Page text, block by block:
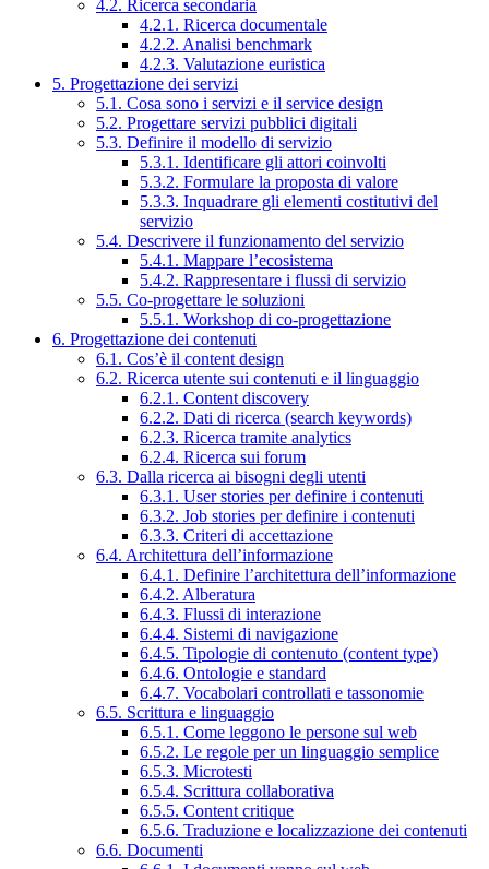
4.2. Ricerca secondaria
4.2.1. Ricerca documentale
4.2.2. Analisi benchmark
4.2.3. Valutazione euristica
5. Progettazione dei servizi
5.1. Cosa sono i servizi e il service design
5.2. Progettare servizi pubblici digitali
5.3. Definire il modello di servizio
5.3.1. Identificare gli attori coinvolti
5.3.2. Formulare la proposta di valore
5.3.3. Inquadrare gli elementi costitutivi del
servizio
5.4. Descrivere il funzionamento del servizio
5.4.1. Mappare l’ecosistema
5.4.2. Rappresentare i flussi di servizio
5.5. Co-progettare le soluzioni
5.5.1. Workshop di co-progettazione
6. Progettazione dei contenuti
6.1. Cos’è il content design
6.2. Ricerca utente sui contenuti e il linguaggio
6.2.1. Content discovery
6.2.2. Dati di ricerca (search keywords)
6.2.3. Ricerca tramite analytics
6.2.4. Ricerca sui forum
6.3. Dalla ricerca ai bisogni degli utenti
6.3.1. User stories per definire i contenuti
6.3.2. Job stories per definire i contenuti
6.3.3. Criteri di accettazione
6.4. Architettura dell’informazione
6.4.1. Definire l’architettura dell’informazione
6.4.2. Alberatura
6.4.3. Flussi di interazione
6.4.4. Sistemi di navigazione
6.4.5. Tipologie di contenuto (content type)
6.4.6. Ontologie e standard
6.4.7. Vocabolari controllati e tassonomie
6.5. Scrittura e linguaggio
6.5.1. Come leggono le persone sul web
6.5.2. Le regole per un linguaggio semplice
6.5.3. Microtesti
6.5.4. Scrittura collaborativa
6.5.5. Content critique
6.5.6. Traduzione e localizzazione dei contenuti
6.6. Documenti